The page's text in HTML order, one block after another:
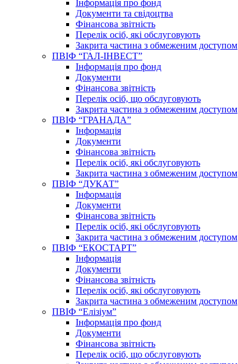
Інформація про фонд
Документи та свідоцтва
Фінансова звітність
Перелік осіб, які обслуговують
Закрита частина з обмеженим доступом
ПВІФ “ГАЛ-ІНВЕСТ”
Інформація про фонд
Документи
Фінансова звітність
Перелік осіб, що обслуговують
Закрита частина з обмеженим доступом
ПВІФ “ГРАНАДА”
Інформація
Документи
Фінансова звітність
Перелік осіб, які обслуговують
Закрита частина з обмеженим доступом
ПВІФ “ДУКАТ”
Інформація
Документи
Фінансова звітність
Перелік осіб, які обслуговують
Закрита частина з обмеженим доступом
ПВІФ “ЕКОСТАРТ”
Інформація
Документи
Фінансова звітність
Перелік осіб, які обслуговують
Закрита частина з обмеженим доступом
ПВІФ “Елізіум”
Інформація про фонд
Документи
Фінансова звітність
Перелік осіб, що обслуговують